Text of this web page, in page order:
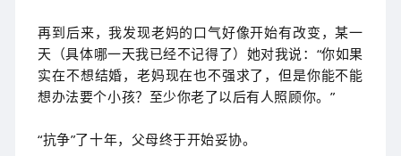
再到后来，我发现老妈的口气好像开始有改变，某一
天（具体哪一天我已经不记得了）她对我说：“你如果
实在不想结婚，老妈现在也不强求了，但是你能不能
想办法要个小孩？至少你老了以后有人照顾你。”
“抗争”了十年，父母终于开始妥协。